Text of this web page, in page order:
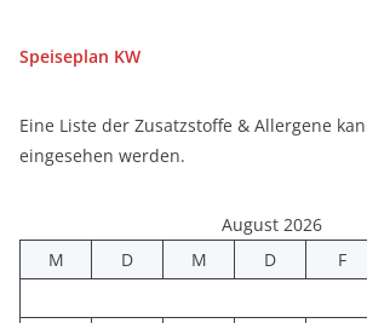
Speiseplan KW
Eine Liste der Zusatzstoffe & Allergene
eingesehen werden.
August 2026
M
D M D F